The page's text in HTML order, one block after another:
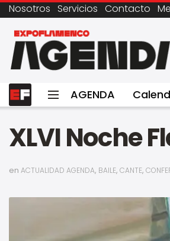
Nosotros Servicios Contacto
AGENDA
XLVI Noche
en ACTUALIDAD AGENDA, BAILE, CANTE,